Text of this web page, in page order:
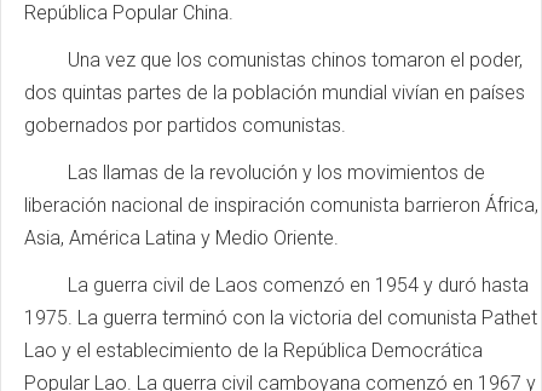
República Popular China.
Una vez que los comunistas chinos tomaron el poder,
dos quintas partes de la población mundial vivían en países
gobernados por partidos comunistas.
Las llamas de la revolución y los movimientos de
liberación nacional de inspiración comunista barrieron África,
Asia, América Latina y Medio Oriente.
La guerra civil de Laos comenzó en 1954 y duró hasta
1975. La guerra terminó con la victoria del comunista Pathet
Lao y el establecimiento de la República Democrática
Popular Lao. La guerra civil camboyana comenzó en 1967 y